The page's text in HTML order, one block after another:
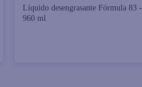
Líquido desengrasante Fórmula 83 -
960 ml